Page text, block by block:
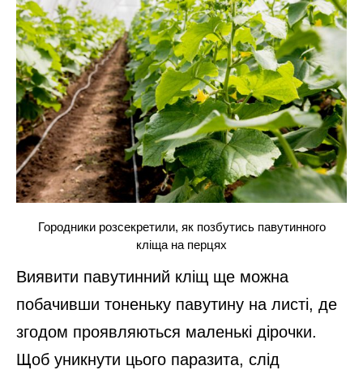
Городники розсекретили, як позбутись павутинного
кліща на перцях
Виявити павутинний кліщ ще можна
побачивши тоненьку павутину на листі, де
згодом проявляються маленькі дірочки.
Щоб уникнути цього паразита, слід